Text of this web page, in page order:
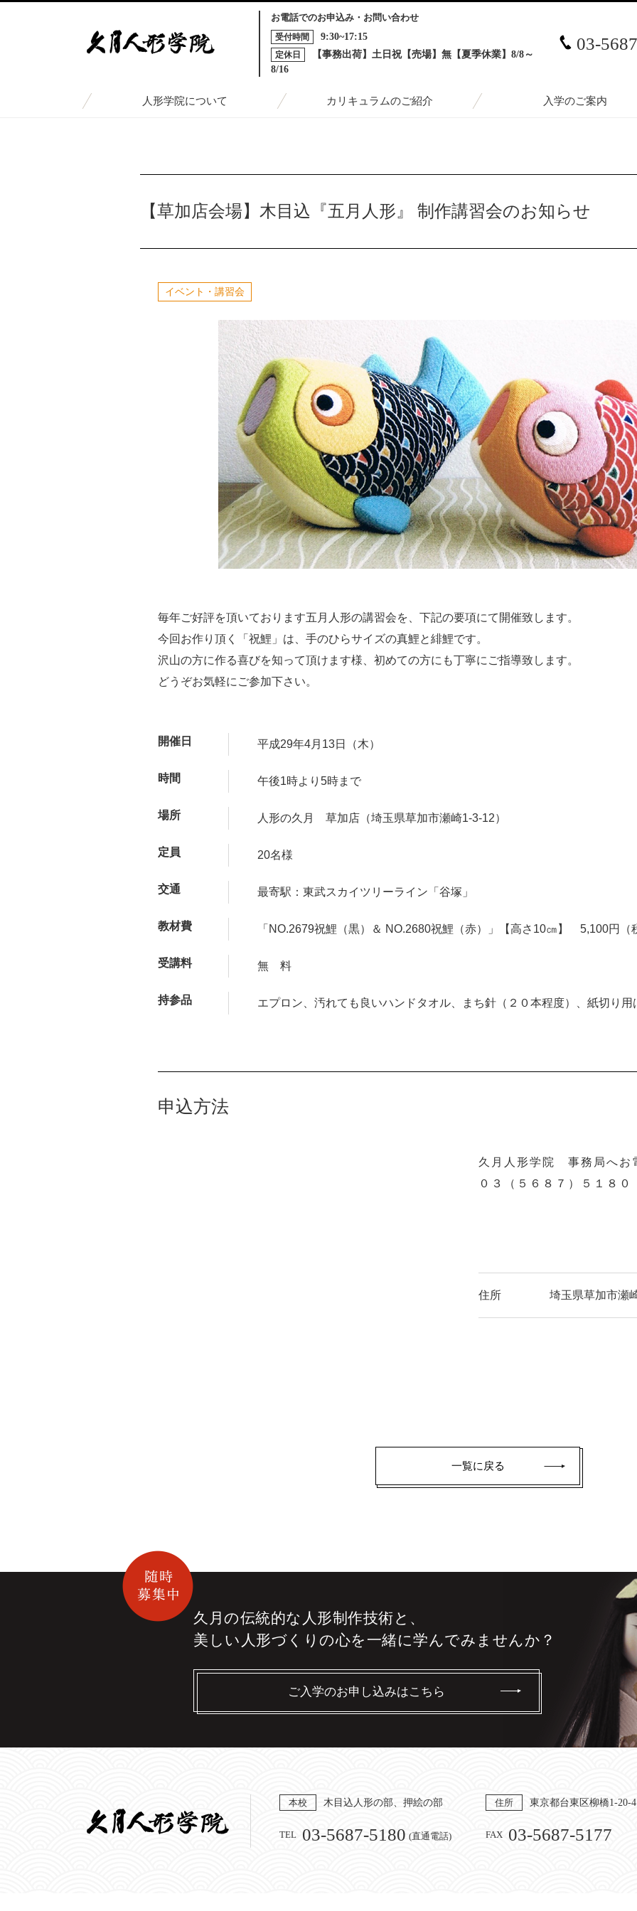
お電話でのお申込み・お問い合わせ
受付時間 9:30~17:15
定休日
【事務出荷】土日祝【売場】無【夏季休業】8/8～
8/16
03-
人形学院について カリキュラムのご紹介 入学のご案内
トピックス一覧 【草加店会場】木目込『五月人形』 制作講習会のお知らせ
【草加店会場】木目込『五月人形』 制作講習会のお知らせ
イベント・講習会
毎年ご好評を頂いております五月人形の講習会を、下記の要項にて開催致します。
今回お作り頂く「祝鯉」は、手のひらサイズの真鯉と緋鯉です。
沢山の方に作る喜びを知って頂けます様、初めての方にも丁寧にご指導致します。
どうぞお気軽にご参加下さい。
開催日 平成29年4月13日（木）
時間 午後1時より5時まで
場所 人形の久月 草加店（埼玉県草加市瀬崎1-3-12）
定員 20名様
交通 最寄駅：東武スカイツリーライン「谷塚」
教材費 「NO.2679祝鯉（黒）＆ NO.2680祝鯉（赤）」【高さ10㎝】 5,100円（
受講料 無 料
持参品 エプロン、汚れても良いハンドタオル、まち針（２０本程度）、紙切り用
申込方法
久月人形学院 事務局へお
０３（５６８７）５１８０
住所 埼玉県草加市瀬
一覧に戻る
久月の伝統的な 人形制作技術と、
美しい人形づくりの心を 一緒に学んでみませんか？
ご入学のお申し込みはこちら
本校 木目込人形の部、押絵の部
TEL 03-5687-5180 (直通電話)
住所 東京都台東区柳橋1-20-4
FAX 03-5687-5177